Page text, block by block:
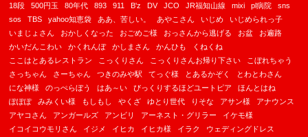
18段 500円玉 80年代 893 911 B'z DV JCO JR福知山線 mixi pl病院
sns
sos
TBS yahoo知恵袋 ああ、苦しい。 あやこさん いじめ
いじめられっ子
いまじょさん
おかしくなった おごめご様 おっさんから逃げる お盆
お遍路
かいだんこわい
かくれんぼ かしまさん かんひも
くねくね
ここはとあるレストラン
こっくりさん こっくりさんお帰り下さい
こぼれちゃう
さっちゃん
さーちゃん つきのみや駅 てっぐ様 とあるかぞく
とわとわさん
にな神様
のっぺらぼう はあ～い びっくりするほどユートピア
ほんとはね
ぽぽぽ
みみくい様 もしもし やくざ ゆとり世代 りそな アサン様
アナウンス
アヤコさん
アンガールズ アンビリ アーネスト・グリラー
イケモ様
イコイコウモリさん
イジメ イヒカ イヒカ様 イラク
ウェディングドレス